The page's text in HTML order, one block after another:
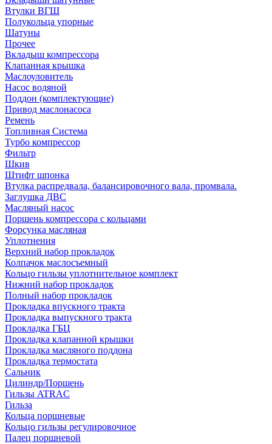
Втулки ВГШ
Полукольца упорные
Шатуны
Прочее
Вкладыш компрессора
Клапанная крышка
Маслоуловитель
Насос водяной
Поддон (комплектующие)
Привод маслонасоса
Ремень
Топливная Система
Турбо компрессор
Фильтр
Шкив
Штифт шпонка
Втулка распредвала, балансировочного вала, промвала.
Заглушка ДВС
Масляный насос
Поршень компрессора с кольцами
Форсунка масляная
Уплотнения
Верхний набор прокладок
Колпачок маслосъемный
Кольцо гильзы уплотнительное комплект
Нижний набор прокладок
Полный набор прокладок
Прокладка впускного тракта
Прокладка выпускного тракта
Прокладка ГБЦ
Прокладка клапанной крышки
Прокладка масляного поддона
Прокладка термостата
Сальник
Цилиндр/Поршень
Гильзы ATRAC
Гильза
Кольца поршневые
Кольцо гильзы регулировочное
Палец поршневой